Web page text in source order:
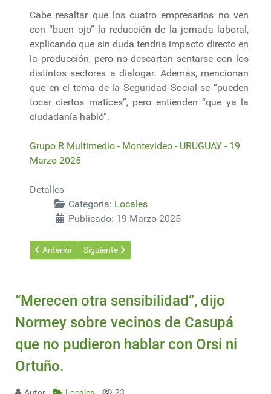
Cabe resaltar que los cuatro empresarios no ven
con “buen ojo” la reducción de la jornada laboral,
explicando que sin duda tendría impacto directo en
la producción, pero no descartan sentarse con los
distintos sectores a dialogar. Además, mencionan
que en el tema de la Seguridad Social se “pueden
tocar ciertos matices”, pero entienden “que ya la
ciudadanía habló”.
Grupo R Multimedio - Montevideo - URUGUAY - 19
Marzo 2025
Detalles
Categoría: Locales
Publicado: 19 Marzo 2025
Artículo anterior: Preocupa el cierre de empresas en Uruguay
Anterior Artículo siguiente: Uruguay se encuentra en una
Siguiente
“Merecen otra sensibilidad”, dijo
Normey sobre vecinos de Casupá
que no pudieron hablar con Orsi ni
Ortuño.